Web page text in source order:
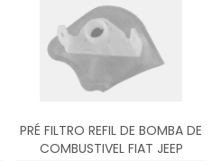
PRÉ FILTRO REFIL DE BOMBA DE
COMBUSTIVEL FIAT JEEP